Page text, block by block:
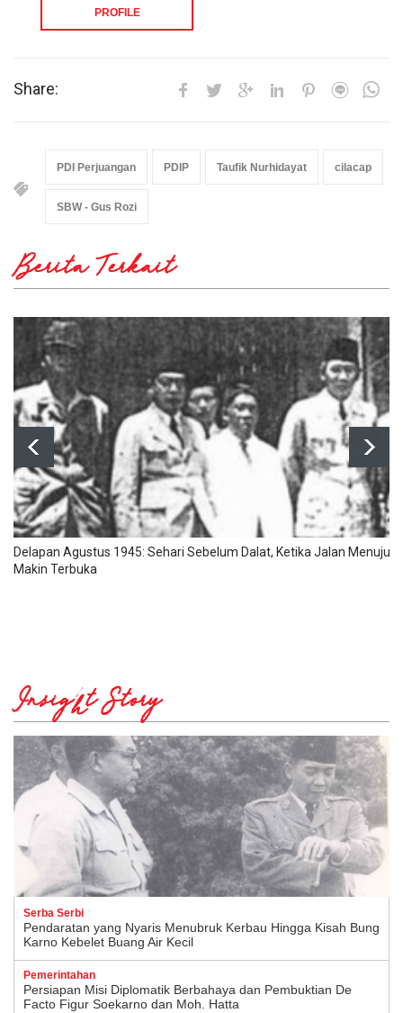
PROFILE
Share:
PDI Perjuangan PDIP Taufik Nurhidayat cilacap
SBW - Gus Rozi
Berita Terkait
Delapan Agustus 1945: Sehari Sebelum Dalat, Ketika Jalan Menuju
Makin Terbuka
Insight Story
Serba Serbi
Pendaratan yang Nyaris Menubruk Kerbau Hingga Kisah Bung
Karno Kebelet Buang Air Kecil
Pemerintahan
Persiapan Misi Diplomatik Berbahaya dan Pembuktian De
Facto Figur Soekarno dan Moh. Hatta